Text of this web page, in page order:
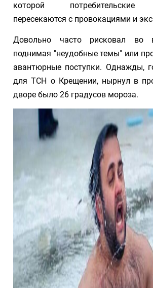
которой потребительские
пересекаются с провокациями и
Довольно часто рисковал во
поднимая "неудобные темы" или
авантюрные поступки. Однажды,
для ТСН о Крещении, нырнул в
дворе было 26 градусов мороза.